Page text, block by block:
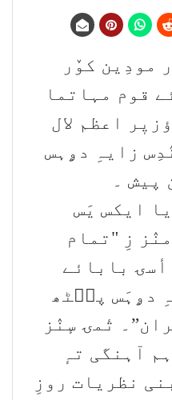
مودِین کوٚر
قوم مہاتما
اعظم لال
زایہِ دۄہس
پیش ۔
ایکس یَس
زِ "تمام
أسۍ بابائے
دۄہَس پٮ۪ٹھ
تٔمۍ سٕنٛز
آہنگی تہٕ
نظریات روزِ